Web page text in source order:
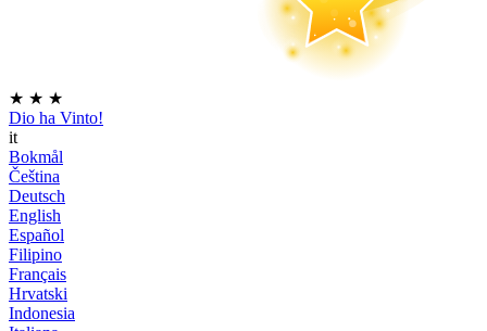
★ ★ ★
Dio ha Vinto!
it
Bokmål
Čeština
Deutsch
English
Español
Filipino
Français
Hrvatski
Indonesia